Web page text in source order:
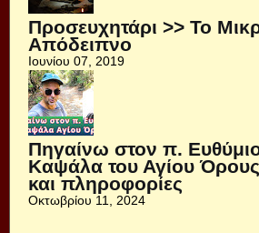
Προσευχητάρι >> Το
Απόδειπνο
Ιουνίου 07, 2019
Πηγαίνω στον π.
Καψάλα του Αγίου
και πληροφορίες
Οκτωβρίου 11, 2024